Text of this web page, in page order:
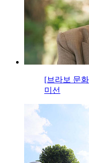
[브라보 문
미선